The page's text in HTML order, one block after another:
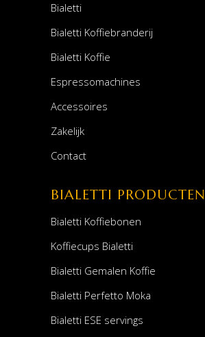
Bialetti
Bialetti Koffiebranderij
Bialetti Koffie
Espressomachines
Accessoires
Zakelijk
Contact
BIALETTI PRODUCTEN
Bialetti Koffiebonen
Koffiecups Bialetti
Bialetti Gemalen Koffie
Bialetti Perfetto Moka
Bialetti ESE servings